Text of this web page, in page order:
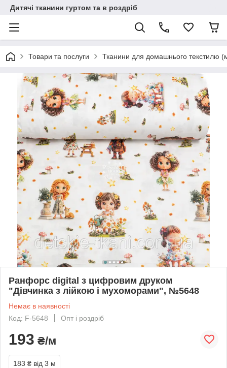
Дитячі тканини гуртом та в роздріб
Товари та послуги Тканини для домашнього текстилю
Ранфорс digital з цифровим друком
"Дівчинка з лійкою і мухоморами", №5648
Немає в наявності
Код: F-5648
Опт і роздріб
193 ₴/м
183 ₴ від 3 м